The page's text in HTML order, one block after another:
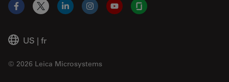
US | fr
© 2026 Leica Microsystems
Facebook
X LinkedInInstagramYouTubeGlassdoor